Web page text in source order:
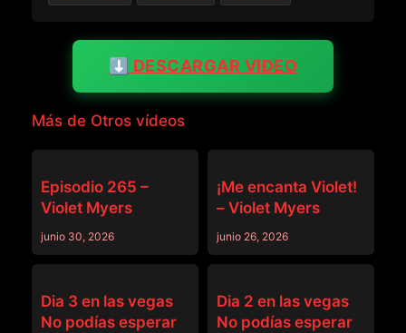
⬇️ DESCARGAR VIDEO
Más de Otros vídeos
Episodio 265 –
Violet Myers
junio 30, 2026
¡Me encanta Violet!
– Violet Myers
junio 26, 2026
Dia 3 en las vegas
No podías esperar
Dia 2 en las vegas
No podías esperar